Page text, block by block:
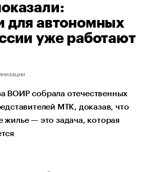
для автономных
уже работают
ВОИР собрала отечественных
МТК, доказав, что
жилье — это задача, которая